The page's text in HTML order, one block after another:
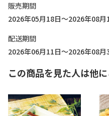
販売期間
2026年05月18日～2026年08月
配送期間
2026年06月11日～2026年08月
この商品を見た人は他